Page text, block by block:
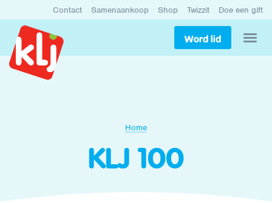
Contact Samenaankoop Shop Twizzit Doe een gift
Word lid
Home
KLJ 100